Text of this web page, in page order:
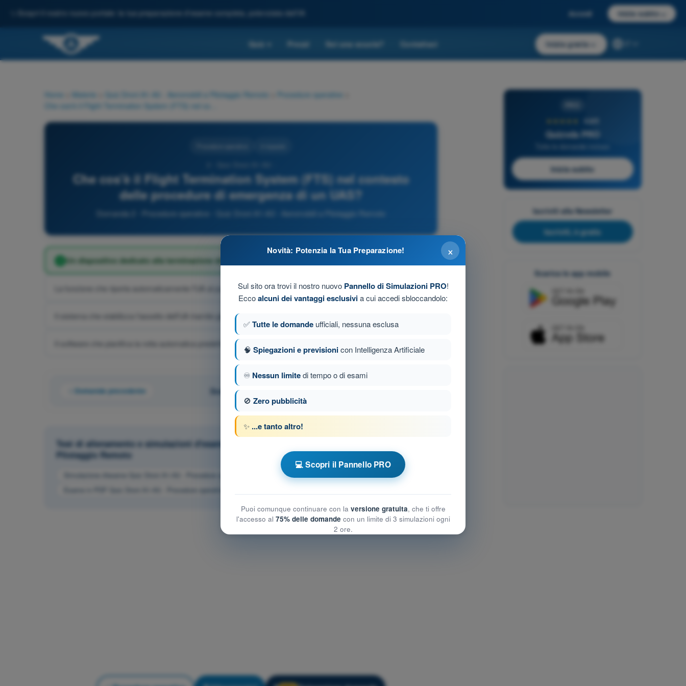
Scopri il nostro nuovo portale: la tua preparazione d'esame completa, potenziata dall'IA Accedi Inizia subito
Quiz Prezzi Sei una scuola? Contattaci Inizia gratis
Home Materie Quiz Droni A1-A3 - Aeromobili a Pilotaggio Remoto Procedure operative
Che cos'è il Flight Termination System (FTS) nel contesto
delle procedure di emergenza di un UAS?
Domanda 2 - Procedure operative - Quiz Droni A1-A3 - Aeromobili a Pilotaggio Remoto
Un dispositivo dedicato alla terminazione del volo, distinto dalla funzione di rientro automatico (RTH)
La funzione che riporta automaticamente l'UA al punto di decollo (Home) in caso di perdita del collegamento
Il sistema che stabilizza l'assetto dell'UA tramite giroscopio e accelerometro
Il software che pianifica la rotta automatica predefinita prima del decollo
Domanda precedente Domanda 2 di 43
Test di allenamento e simulazioni d'esame a tempo Quiz Droni A1-A3 - Aeromobili a
Pilotaggio Remoto
Allenamento Quiz Droni A1-A3 - Procedure operative
4,6/5
Quizvds PRO
Inizia subito
Iscriviti alla Newsletter
Iscriviti, è gratis
Scarica le app mobile
×
Novità: Potenzia la Tua Preparazione!
Sul sito ora trovi il nostro nuovo Pannello di Simulazioni PRO!
Eccoalcuni dei vantaggi esclusivia cui accedi sbloccandolo:
✅Tutte le domande ufficiali, nessuna esclusa
🧠 Spiegazioni e previsionicon Intelligenza Artificiale
♾️ Nessun limitedi tempo o di esami
🚫 Zero pubblicità
✨ ...e tanto altro!
💻 Scopri il Pannello PRO
Puoi comunque continuare con la versione gratuita, che ti offre
l'accesso al 75% delle domande con un limite di 3 simulazioni ogni
2 ore.